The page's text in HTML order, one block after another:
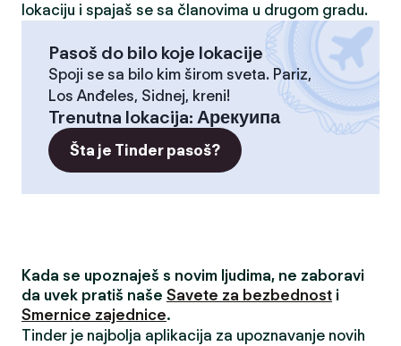
lokaciju i spajaš se sa članovima u drugom gradu.
Pasoš do bilo koje lokacije
Spoji se sa bilo kim širom sveta. Pariz,
Los Anđeles, Sidnej, kreni!
Trenutna lokacija: Арекуипа
Šta je Tinder pasoš?
Kada se upoznaješ s novim ljudima, ne zaboravi
da uvek pratiš naše Savete za bezbednost i
Smernice zajednice.
Tinder je najbolja aplikacija za upoznavanje novih